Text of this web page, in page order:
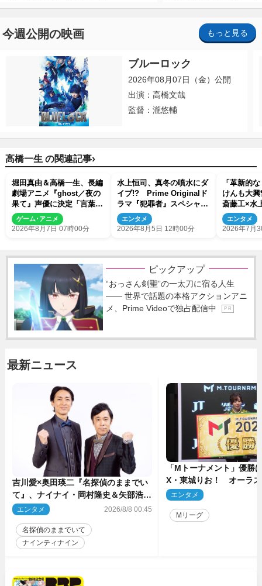
今週公開の映画 もっと見る
ブルーロック
2026年08月07日（金）公開
出演：高橋文哉
監督：瀧悠輔
高橋一生 の関連記事›
堀田真由＆高橋一生、長編
劇場アニメ『ghost／夜の
果て』声優に決定「言葉に
はできない沢山の感情を思
い出しました」
ゲーム･アニメ
2026年8月7日 07時00分
水上恒司、真冬の噴水にダ
イブ!? Prime Originalド
ラマ『犯罪者』スペシャル
メイキング映像が公開
エンタメ
2026年8月5日 12時00分
「革新的
けんも大
斎藤工×水
者』ビハ
解禁
エンタメ
2026年7月
ピックアップ
“おっさん剣聖”の一太刀に宿る人生
―― 世界で話題の本格アクションアニ
メ、Prime Videoで独占配信中
P R
最新ニュース
吉川愛×奥田瑛二『名探偵のままでい
て』、ナイナイ・岡村隆史＆矢部浩之
のゲスト出演が決定！
エンタメ 2026/8/8 00:45
名探偵のままでいて
ナインティナイン
「Mトーナメント」優勝
X・東城りお！ オーラス
後は自ら和了って幕引き
エンタメ
Mリーグ